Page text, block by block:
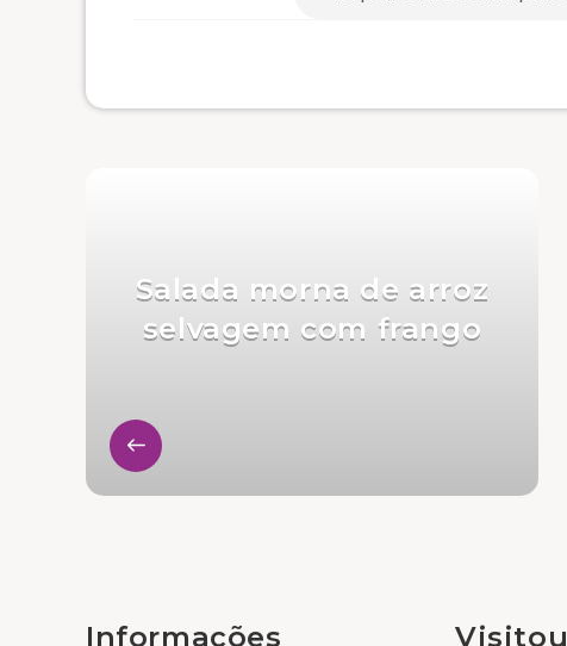
Salada morna de arroz
selvagem com frango
Informações Visitou